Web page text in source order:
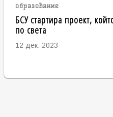
образование
БСУ стартира проект,
по света
12 дек. 2023